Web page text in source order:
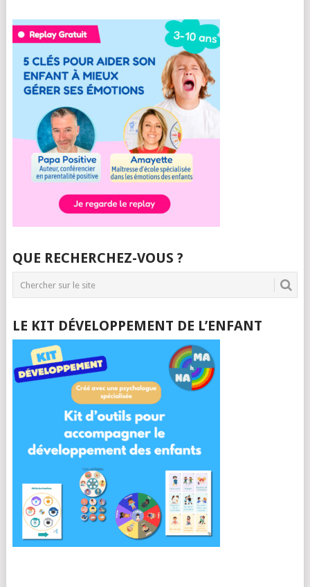
QUE RECHERCHEZ-VOUS ?
LE KIT DÉVELOPPEMENT DE L’ENFANT